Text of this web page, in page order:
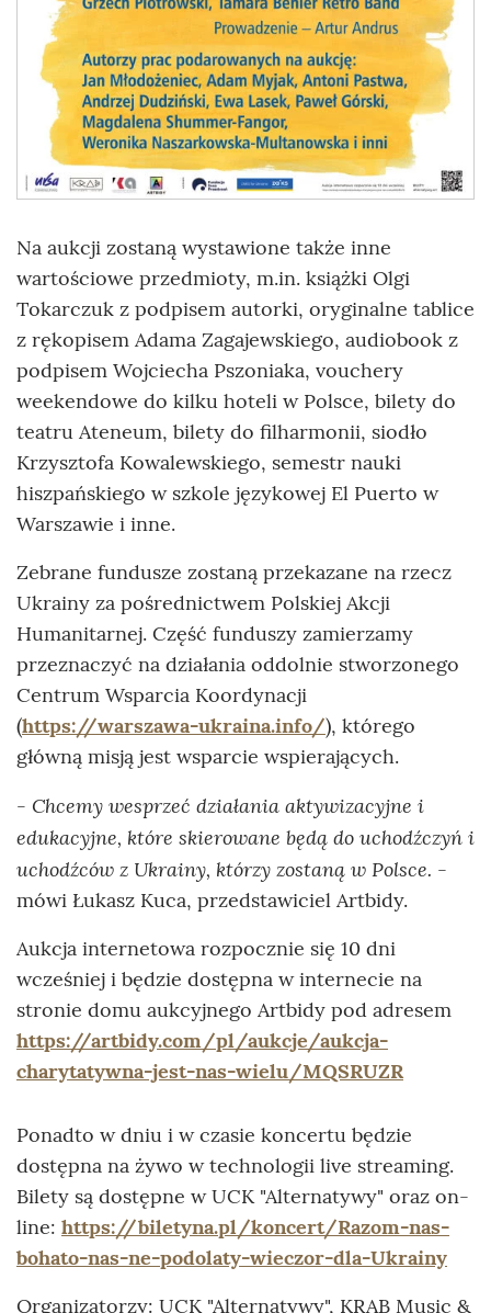
Na aukcji zostaną wystawione także inne
wartościowe przedmioty, m.in. książki Olgi
Tokarczuk z podpisem autorki, oryginalne tablice
z rękopisem Adama Zagajewskiego, audiobook z
podpisem Wojciecha Pszoniaka, vouchery
weekendowe do kilku hoteli w Polsce, bilety do
teatru Ateneum, bilety do filharmonii, siodło
Krzysztofa Kowalewskiego, semestr nauki
hiszpańskiego w szkole językowej El Puerto w
Warszawie i inne.
Zebrane fundusze zostaną przekazane na rzecz
Ukrainy za pośrednictwem Polskiej Akcji
Humanitarnej. Część funduszy zamierzamy
przeznaczyć na działania oddolnie stworzonego
Centrum Wsparcia Koordynacji
(https://warszawa-ukraina.info/), którego
główną misją jest wsparcie wspierających.
- Chcemy wesprzeć działania aktywizacyjne i
edukacyjne, które skierowane będą do uchodźczyń i
uchodźców z Ukrainy, którzy zostaną w Polsce. -
mówi Łukasz Kuca, przedstawiciel Artbidy.
Aukcja internetowa rozpocznie się 10 dni
wcześniej i będzie dostępna w internecie na
stronie domu aukcyjnego Artbidy pod adresem
https://artbidy.com/pl/aukcje/aukcja-
charytatywna-jest-nas-wielu/MQSRUZR
Ponadto w dniu i w czasie koncertu będzie
dostępna na żywo w technologii live streaming.
Bilety są dostępne w UCK "Alternatywy" oraz on-
line: https://biletyna.pl/koncert/Razom-nas-
bohato-nas-ne-podolaty-wieczor-dla-Ukrainy
Organizatorzy: UCK "Alternatywy", KRAB Music &